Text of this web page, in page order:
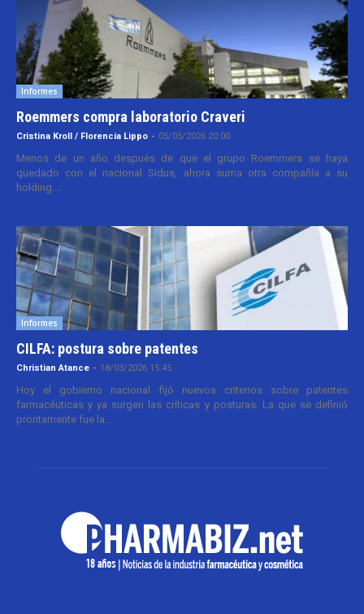
Informes
Roemmers compra laboratorio Craveri
Cristina Kroll / Florencia Lippo - 05/05/2026 20:00
Menos de un año después de que el grupo Roemmers se haya
quedado con el nacional Sidus, ahora suma otra compañía a su
holding....
Informes
CILFA: postura sobre patentes
Christian Atance - 18/03/2026 15:45
Hoy el gobierno nacional fijó nuevos criterios sobre patentes
farmacéuticas y ya surgen las críticas y posturas. La que se definió
prontamente fue la...